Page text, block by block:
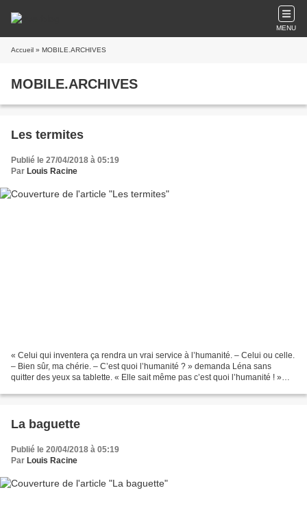
MENU
Accueil » MOBILE.ARCHIVES
MOBILE.ARCHIVES
Les termites
Publié le 27/04/2018 à 05:19
Par Louis Racine
« Celui qui inventera ça rendra un vrai service à l’humanité. – Celui ou celle.
– Bien sûr, ma chérie. – C’est quoi l’humanité ? » demanda Léna sans
quitter des yeux sa tablette. « Elle sait même pas c’est quoi l’humanité ! »
La baguette
Publié le 20/04/2018 à 05:19
Par Louis Racine